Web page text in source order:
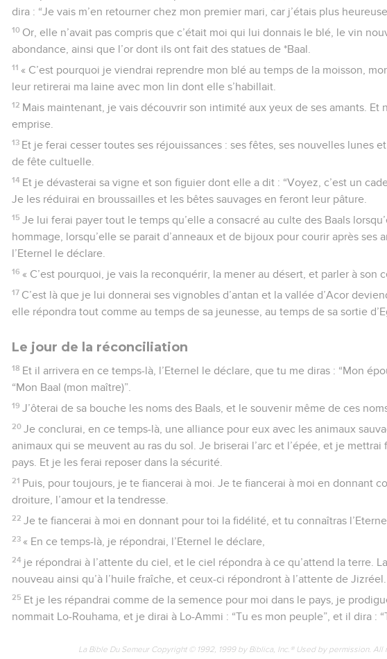
dira : “Je vais m’en retourner chez mon premier mari, car j’étais plus
10 Or, elle n’avait pas compris que c’était moi qui lui donnais le blé, le vin
abondance, ainsi que l’or dont ils ont fait des statues de *Baal.
11 « C’est pourquoi je viendrai reprendre mon blé au temps de la moisson,
leur retirerai ma laine avec mon lin dont elle s’habillait.
12 Mais maintenant, je vais découvrir son intimité aux yeux de ses amants. Et
emprise.
13 Et je ferai cesser toutes ses réjouissances : ses fêtes, ses nouvelles lunes
de fête cultuelle.
14 Et je dévasterai sa vigne et son figuier dont elle a dit : “Voyez, c’est un
Je les réduirai en broussailles et les bêtes sauvages en feront leur pâture.
15 Je lui ferai payer tout le temps qu’elle a consacré au culte des Baals
hommage, lorsqu’elle se parait d’anneaux et de bijoux pour courir après ses
l’Eternel le déclare.
16 « C’est pourquoi, je vais la reconquérir, la mener au désert, et parler à son
17 C’est là que je lui donnerai ses vignobles d’antan et la vallée d’Acor
elle répondra tout comme au temps de sa jeunesse, au temps de sa sortie
Le jour de la réconciliation
18 Et il arrivera en ce temps-là, l’Eternel le déclare, que tu me diras : “Mon
“Mon Baal (mon maître)”.
19 J’ôterai de sa bouche les noms des Baals, et le souvenir même de ces
20 Je conclurai, en ce temps-là, une alliance pour eux avec les animaux
animaux qui se meuvent au ras du sol. Je briserai l’arc et l’épée, et je
pays. Et je les ferai reposer dans la sécurité.
21 Puis, pour toujours, je te fiancerai à moi. Je te fiancerai à moi en donnant
droiture, l’amour et la tendresse.
22 Je te fiancerai à moi en donnant pour toi la fidélité, et tu connaîtras
23 « En ce temps-là, je répondrai, l’Eternel le déclare,
24 je répondrai à l’attente du ciel, et le ciel répondra à ce qu’attend la terre.
nouveau ainsi qu’à l’huile fraîche, et ceux-ci répondront à l’attente de Jizréel.
25 Et je les répandrai comme de la semence pour moi dans le pays, je
nommait Lo-Rouhama, et je dirai à Lo-Ammi : “Tu es mon peuple”, et il dira :
La Bible Du Semeur Copyright © 1992, 1999 by Biblica, Inc.® Used by permission.